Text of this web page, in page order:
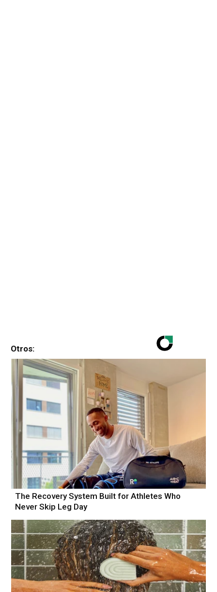
Otros:
The Recovery System Built for Athletes Who
Never Skip Leg Day